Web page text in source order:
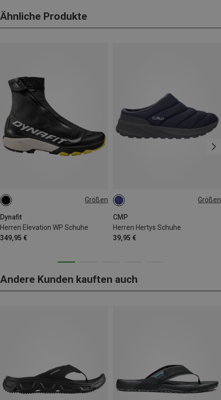
Ähnliche Produkte
Größen
Dynafit
Herren Elevation WP Schuhe
349,95 €
Größen
CMP
Herren Hertys Schuhe
39,95 €
41
Andere Kunden kauften auch